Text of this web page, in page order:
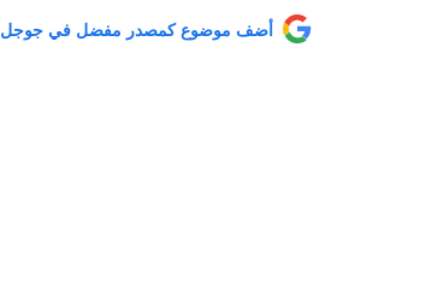
أضف موضوع كمصدر مفضل في جوجل